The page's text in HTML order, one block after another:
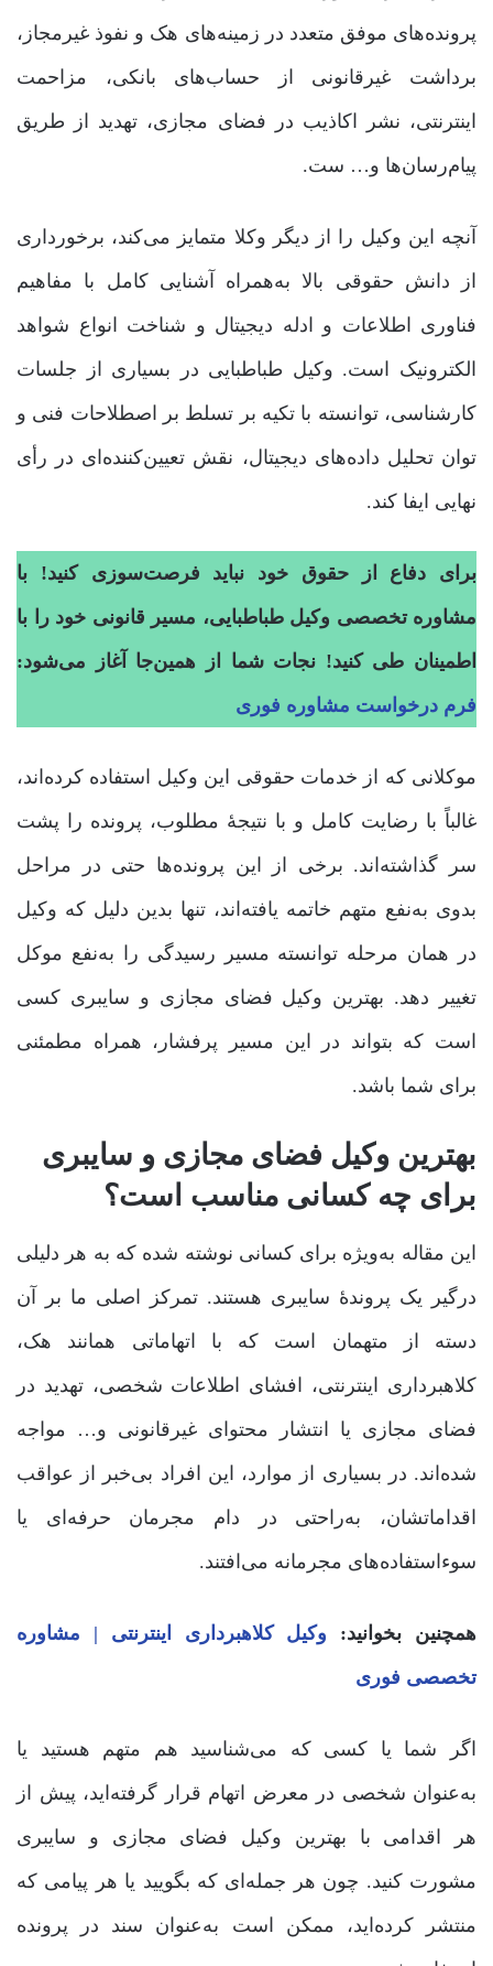
پرونده‌های موفق متعدد در زمینه‌های هک و نفوذ غیرمجاز،
برداشت غیرقانونی از حساب‌های بانکی، مزاحمت
اینترنتی، نشر اکاذیب در فضای مجازی، تهدید از طریق
پیام‌رسان‌ها و… ست.
آنچه این وکیل را از دیگر وکلا متمایز می‌کند، برخورداری
از دانش حقوقی بالا به‌همراه آشنایی کامل با مفاهیم
فناوری اطلاعات و ادله دیجیتال و شناخت انواع شواهد
الکترونیک است. وکیل طباطبایی در بسیاری از جلسات
کارشناسی، توانسته با تکیه بر تسلط بر اصطلاحات فنی و
توان تحلیل داده‌های دیجیتال، نقش تعیین‌کننده‌ای در رأی
نهایی ایفا کند.
برای دفاع از حقوق خود نباید فرصت‌سوزی کنید! با
مشاوره تخصصی وکیل طباطبایی، مسیر قانونی خود را با
اطمینان طی کنید! نجات شما از همین‌جا آغاز می‌شود:
فرم درخواست مشاوره فوری
موکلانی که از خدمات حقوقی این وکیل استفاده کرده‌اند،
غالباً با رضایت کامل و با نتیجۀ مطلوب، پرونده را پشت
سر گذاشته‌اند. برخی از این پرونده‌ها حتی در مراحل
بدوی به‌نفع متهم خاتمه یافته‌اند، تنها بدین دلیل که وکیل
در همان مرحله توانسته مسیر رسیدگی را به‌نفع موکل
تغییر دهد. بهترین وکیل فضای مجازی و سایبری کسی
است که بتواند در این مسیر پرفشار، همراه مطمئنی
برای شما باشد.
بهترین وکیل فضای مجازی و سایبری
برای چه کسانی مناسب است؟
این مقاله به‌ویژه برای کسانی نوشته شده که به هر دلیلی
درگیر یک پروندۀ سایبری هستند. تمرکز اصلی ما بر آن
دسته از متهمان است که با اتهاماتی همانند هک،
کلاهبرداری اینترنتی، افشای اطلاعات شخصی، تهدید در
فضای مجازی یا انتشار محتوای غیرقانونی و… مواجه
شده‌اند. در بسیاری از موارد، این افراد بی‌خبر از عواقب
اقداماتشان، به‌راحتی در دام مجرمان حرفه‌ای یا
سوءاستفاده‌های مجرمانه می‌افتند.
همچنین بخوانید: وکیل کلاهبرداری اینترنتی | مشاوره
تخصصی فوری
اگر شما یا کسی که می‌شناسید هم متهم هستید یا
به‌عنوان شخصی در معرض اتهام قرار گرفته‌اید، پیش از
هر اقدامی با بهترین وکیل فضای مجازی و سایبری
مشورت کنید. چون هر جمله‌ای که بگویید یا هر پیامی که
منتشر کرده‌اید، ممکن است به‌عنوان سند در پرونده